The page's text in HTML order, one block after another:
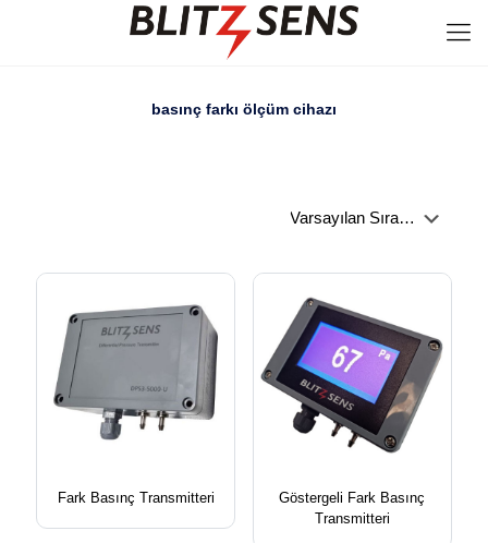
basınç farkı ölçüm cihazı
Fark Basınç Transmitteri
Göstergeli Fark Basınç
Transmitteri